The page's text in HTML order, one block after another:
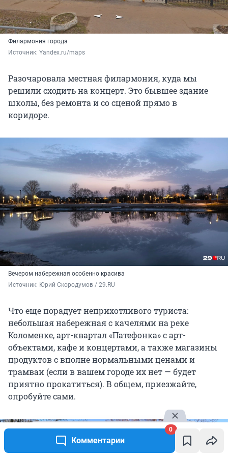
Комментарии
0
Филармония города
Источник: Yandex.ru/maps
Разочаровала местная филармония, куда мы
решили сходить на концерт. Это бывшее здание
школы, без ремонта и со сценой прямо в
коридоре.
Вечером набережная особенно красива
Источник: Юрий Скородумов / 29.RU
Что еще порадует неприхотливого туриста:
небольшая набережная с качелями на реке
Коломенке, арт-квартал «Патефонка» с арт-
объектами, кафе и концертами, а также магазины
продуктов с вполне нормальными ценами и
трамваи (если в вашем городе их нет — будет
приятно прокатиться). В общем, приезжайте,
опробуйте сами.